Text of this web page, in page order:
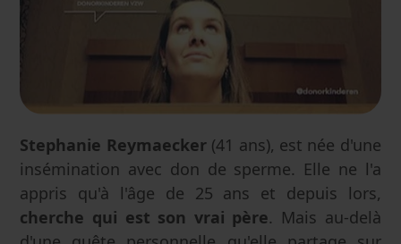
Stephanie Reymaecker (41 ans), est née d'une
insémination avec don de sperme. Elle ne l'a
appris qu'à l'âge de 25 ans et depuis lors,
cherche qui est son vrai père. Mais au-delà